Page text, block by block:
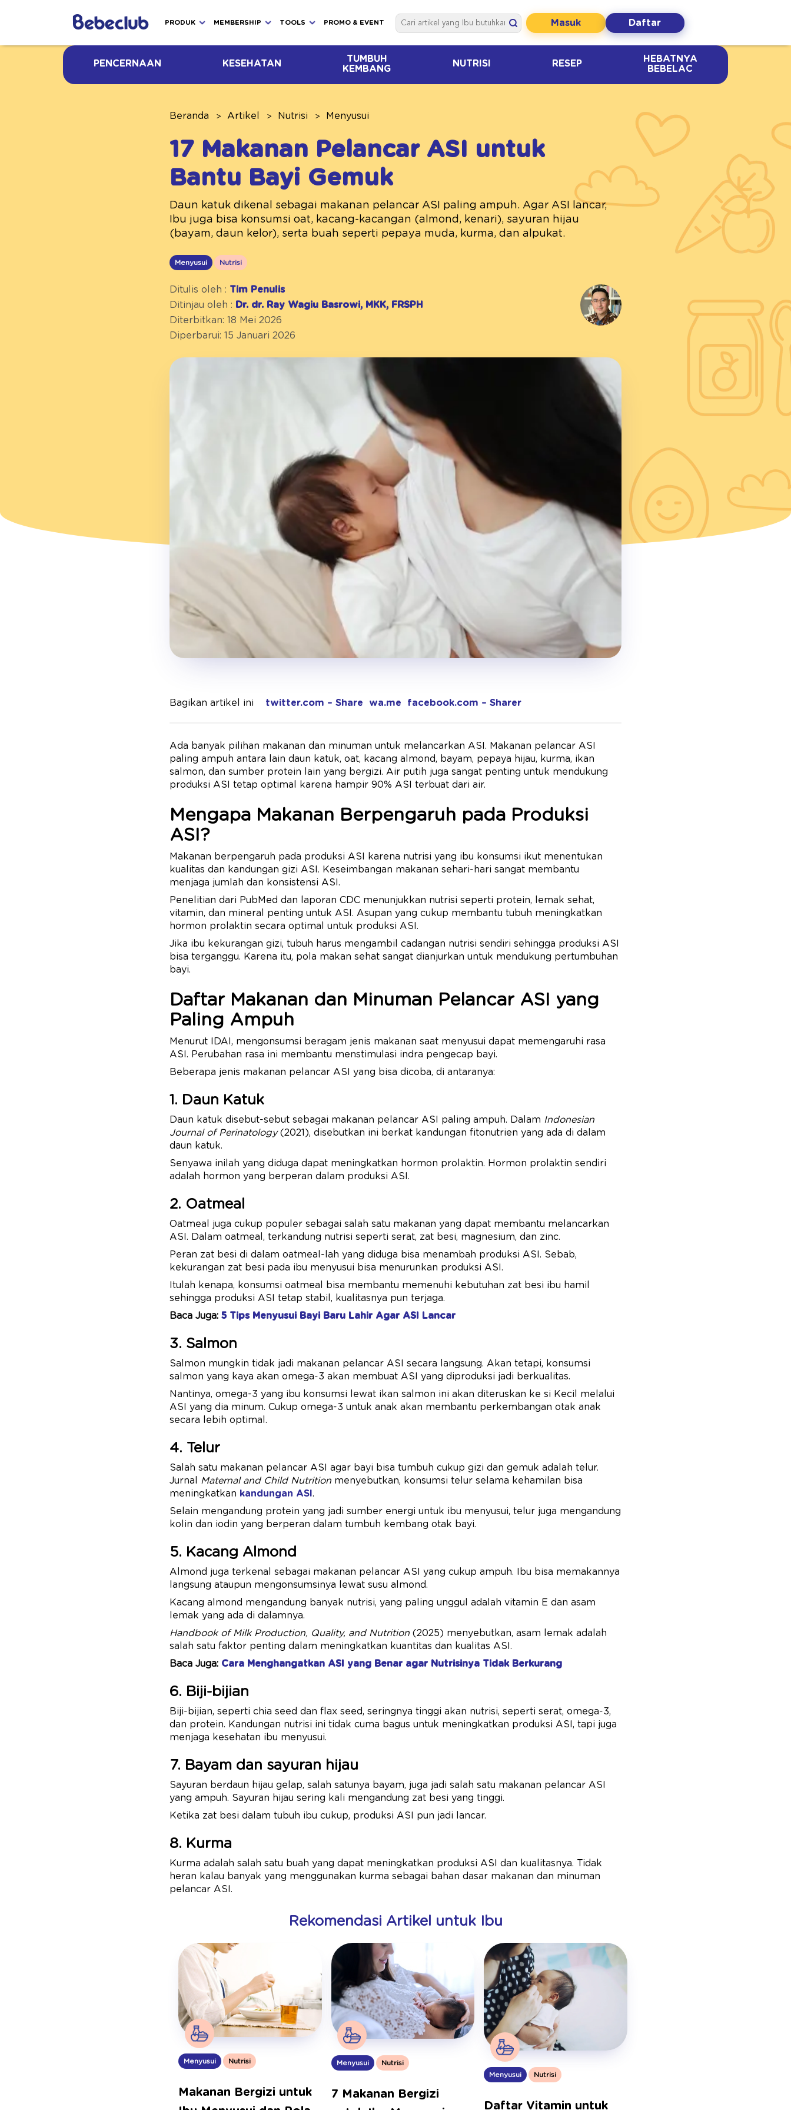
PRODUK MEMBERSHIP TOOLS PROMO & EVENT Masuk Daftar
PENCERNAAN KESEHATAN
TUMBUH
KEMBANG
NUTRISI RESEP
HEBATNYA
BEBELAC
Beranda Artikel Nutrisi Menyusui
17 Makanan Pelancar ASI untuk
Bantu Bayi Gemuk
Daun katuk dikenal sebagai makanan pelancar ASI paling ampuh. Agar ASI lancar,
Ibu juga bisa konsumsi oat, kacang-kacangan (almond, kenari), sayuran hijau
(bayam, daun kelor), serta buah seperti pepaya muda, kurma, dan alpukat.
Menyusui Nutrisi
Ditulis oleh : Tim Penulis
Ditinjau oleh :
Dr. dr. Ray Wagiu Basrowi, MKK, FRSPH
Diterbitkan: 18 Mei 2026
Diperbarui: 15 Januari 2026
Bagikan artikel ini twitter.com – Share wa.me facebook.com – Sharer
Ada banyak pilihan makanan dan minuman untuk melancarkan ASI. Makanan pelancar ASI
paling ampuh antara lain daun katuk, oat, kacang almond, bayam, pepaya hijau, kurma, ikan
salmon, dan sumber protein lain yang bergizi. Air putih juga sangat penting untuk mendukung
produksi ASI tetap optimal karena hampir 90% ASI terbuat dari air.
Mengapa Makanan Berpengaruh pada Produksi
ASI?
Makanan berpengaruh pada produksi ASI karena nutrisi yang ibu konsumsi ikut menentukan
kualitas dan kandungan gizi ASI. Keseimbangan makanan sehari-hari sangat membantu
menjaga jumlah dan konsistensi ASI.
Penelitian dari PubMed dan laporan CDC menunjukkan nutrisi seperti protein, lemak sehat,
vitamin, dan mineral penting untuk ASI. Asupan yang cukup membantu tubuh meningkatkan
hormon prolaktin secara optimal untuk produksi ASI.
Jika ibu kekurangan gizi, tubuh harus mengambil cadangan nutrisi sendiri sehingga produksi ASI
bisa terganggu. Karena itu, pola makan sehat sangat dianjurkan untuk mendukung pertumbuhan
bayi.
Daftar Makanan dan Minuman Pelancar ASI yang
Paling Ampuh
Menurut IDAI, mengonsumsi beragam jenis makanan saat menyusui dapat memengaruhi rasa
ASI. Perubahan rasa ini membantu menstimulasi indra pengecap bayi.
Beberapa jenis makanan pelancar ASI yang bisa dicoba, di antaranya:
1. Daun Katuk
Daun katuk disebut-sebut sebagai makanan pelancar ASI paling ampuh. Dalam Indonesian
Journal of Perinatology(2021), disebutkan ini berkat kandungan fitonutrien yang ada di dalam
daun katuk.
Senyawa inilah yang diduga dapat meningkatkan hormon prolaktin. Hormon prolaktin sendiri
adalah hormon yang berperan dalam produksi ASI.
2. Oatmeal
Oatmeal juga cukup populer sebagai salah satu makanan yang dapat membantu melancarkan
ASI. Dalam oatmeal, terkandung nutrisi seperti serat, zat besi, magnesium, dan zinc.
Peran zat besi di dalam oatmeal-lah yang diduga bisa menambah produksi ASI. Sebab,
kekurangan zat besi pada ibu menyusui bisa menurunkan produksi ASI.
Itulah kenapa, konsumsi oatmeal bisa membantu memenuhi kebutuhan zat besi ibu hamil
sehingga produksi ASI tetap stabil, kualitasnya pun terjaga.
Baca Juga: 5 Tips Menyusui Bayi Baru Lahir Agar ASI Lancar
3. Salmon
Salmon mungkin tidak jadi makanan pelancar ASI secara langsung. Akan tetapi, konsumsi
salmon yang kaya akan omega-3 akan membuat ASI yang diproduksi jadi berkualitas.
Nantinya, omega-3 yang ibu konsumsi lewat ikan salmon ini akan diteruskan ke si Kecil melalui
ASI yang dia minum. Cukup omega-3 untuk anak akan membantu perkembangan otak anak
secara lebih optimal.
4. Telur
Salah satu makanan pelancar ASI agar bayi bisa tumbuh cukup gizi dan gemuk adalah telur.
Jurnal Maternal and Child Nutrition menyebutkan, konsumsi telur selama kehamilan bisa
meningkatkan kandungan ASI.
Selain mengandung protein yang jadi sumber energi untuk ibu menyusui, telur juga mengandung
kolin dan iodin yang berperan dalam tumbuh kembang otak bayi.
5. Kacang Almond
Almond juga terkenal sebagai makanan pelancar ASI yang cukup ampuh. Ibu bisa memakannya
langsung ataupun mengonsumsinya lewat susu almond.
Kacang almond mengandung banyak nutrisi, yang paling unggul adalah vitamin E dan asam
lemak yang ada di dalamnya.
Handbook of Milk Production, Quality, and Nutrition (2025) menyebutkan, asam lemak adalah
salah satu faktor penting dalam meningkatkan kuantitas dan kualitas ASI.
Baca Juga: Cara Menghangatkan ASI yang Benar agar Nutrisinya Tidak Berkurang
6. Biji-bijian
Biji-bijian, seperti chia seed dan flax seed, seringnya tinggi akan nutrisi, seperti serat, omega-3,
dan protein. Kandungan nutrisi ini tidak cuma bagus untuk meningkatkan produksi ASI, tapi juga
menjaga kesehatan ibu menyusui.
7. Bayam dan sayuran hijau
Sayuran berdaun hijau gelap, salah satunya bayam, juga jadi salah satu makanan pelancar ASI
yang ampuh. Sayuran hijau sering kali mengandung zat besi yang tinggi.
Ketika zat besi dalam tubuh ibu cukup, produksi ASI pun jadi lancar.
8. Kurma
Kurma adalah salah satu buah yang dapat meningkatkan produksi ASI dan kualitasnya. Tidak
heran kalau banyak yang menggunakan kurma sebagai bahan dasar makanan dan minuman
pelancar ASI.
Rekomendasi Artikel untuk Ibu
Menyusui Nutrisi
Makanan Bergizi untuk
Menyusui Nutrisi
7 Makanan Bergizi
Menyusui Nutrisi
Daftar Vitamin untuk